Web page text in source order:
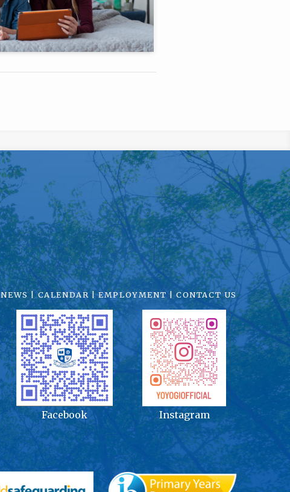
NEWS|CALENDAR|EMPLOYMENT|CONTACT US
Facebook Instagram